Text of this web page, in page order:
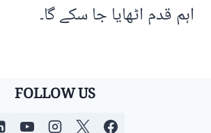
اہم قدم اٹھایا جا سکے گا۔
FOLLOW US